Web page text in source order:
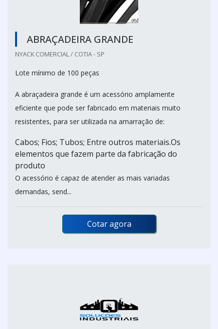
ABRAÇADEIRA GRANDE
NYACK COMERCIAL / COTIA - SP
Lote mínimo de 100 peças
A abraçadeira grande é um acessório amplamente
eficiente que pode ser fabricado em materiais muito
resistentes, para ser utilizada na amarração de:
Cabos; Fios; Tubos; Entre outros materiais.Os
elementos que fazem parte da fabricação do
produto
O acessório é capaz de atender as mais variadas
demandas, send...
Cotar agora